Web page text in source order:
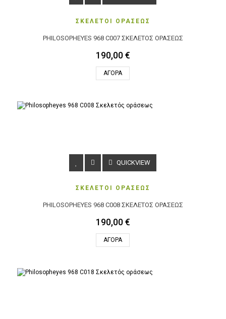
ΣΚΕΛΕΤΟΙ ΟΡΑΣΕΩΣ
PHILOSOPHEYES 968 C007 ΣΚΕΛΕΤΌΣ ΟΡΆΣΕΩΣ
190,00 €
ΑΓΟΡΆ
QUICKVIEW
ΣΚΕΛΕΤΟΙ ΟΡΑΣΕΩΣ
PHILOSOPHEYES 968 C008 ΣΚΕΛΕΤΌΣ ΟΡΆΣΕΩΣ
190,00 €
ΑΓΟΡΆ